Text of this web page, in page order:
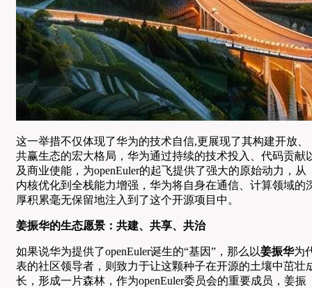
这一举措不仅体现了华为的技术自信,更展现了其构建开放、
共赢生态的宏大格局，华为通过持续的技术投入、代码贡献
及商业使能，为openEuler的起飞提供了强大的原始动力，从
内核优化到全栈能力增强，华为将自身在通信、计算领域的
厚积累毫无保留地注入到了这个开源项目中。
姜振华的生态愿景：共建、共享、共治
如果说华为提供了openEuler诞生的“基因”，那么以姜振华为
表的社区领导者，则致力于让这颗种子在开源的土壤中茁壮
长，形成一片森林，作为openEuler委员会的重要成员，姜振